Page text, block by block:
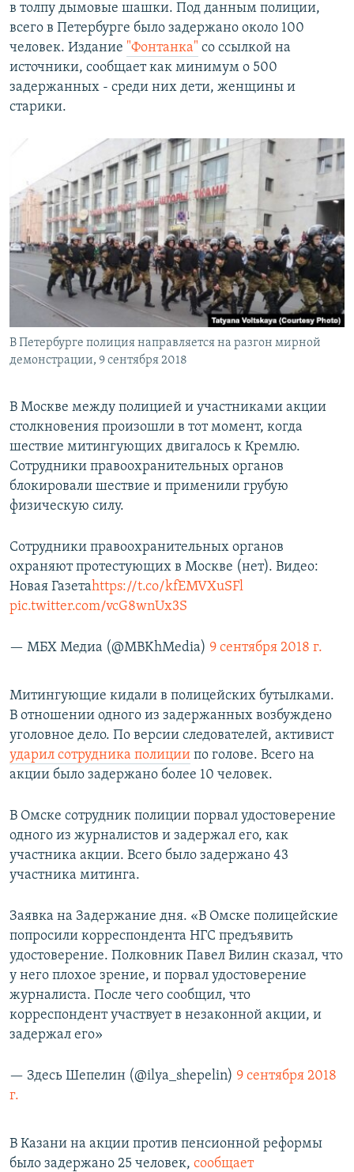
в толпу дымовые шашки. Под данным полиции,
всего в Петербурге было задержано около 100
человек. Издание "Фонтанка" со ссылкой на
источники, сообщает как минимум о 500
задержанных - среди них дети, женщины и
старики.
В Петербурге полиция направляется на разгон мирной
демонстрации, 9 сентября 2018
В Москве между полицией и участниками акции
столкновения произошли в тот момент, когда
шествие митингующих двигалось к Кремлю.
Сотрудники правоохранительных органов
блокировали шествие и применили грубую
физическую силу.
Сотрудники правоохранительных органов
охраняют протестующих в Москве (нет). Видео:
Новая Газетаhttps://t.co/kfEMVXuSFl
pic.twitter.com/vcG8wnUx3S
— МБХ Медиа (@MBKhMedia) 9 сентября 2018 г.
Митингующие кидали в полицейских бутылками.
В отношении одного из задержанных возбуждено
уголовное дело. По версии следователей, активист
ударил сотрудника полиции по голове. Всего на
акции было задержано более 10 человек.
В Омске сотрудник полиции порвал удостоверение
одного из журналистов и задержал его, как
участника акции. Всего было задержано 43
участника митинга.
Заявка на Задержание дня. «В Омске полицейские
попросили корреспондента НГС предъявить
удостоверение. Полковник Павел Вилин сказал, что
у него плохое зрение, и порвал удостоверение
журналиста. После чего сообщил, что
корреспондент участвует в незаконной акции, и
задержал его»
— Здесь Шепелин (@ilya_shepelin) 9 сентября 2018
г.
В Казани на акции против пенсионной реформы
было задержано 25 человек, сообщает